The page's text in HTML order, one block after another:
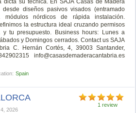
diseños pasivos visados (entramado
módulos nórdicos de rápida instalación.
la estructura ideal cruzando permisos
y tu presupuesto. Business hours: Lunes a
y Domingos cerrados. Contact us SAJA
C. Hernán Cortés, 4, 39003 Santander,
info@casasdemaderacantabria.es
Spain
1 review
2026